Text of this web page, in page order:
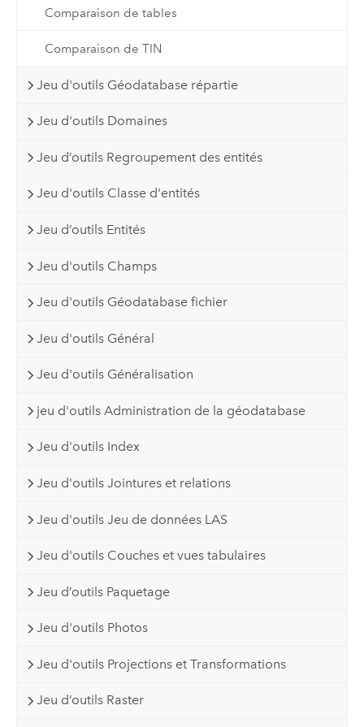
Comparaison de tables
Comparaison de TIN
Jeu d'outils Géodatabase répartie
Jeu d'outils Domaines
Jeu d’outils Regroupement des entités
Jeu d'outils Classe d'entités
Jeu d’outils Entités
Jeu d'outils Champs
Jeu d'outils Géodatabase fichier
Jeu d'outils Général
Jeu d'outils Généralisation
jeu d'outils Administration de la géodatabase
Jeu d'outils Index
Jeu d'outils Jointures et relations
Jeu d'outils Jeu de données LAS
Jeu d'outils Couches et vues tabulaires
Jeu d’outils Paquetage
Jeu d'outils Photos
Jeu d'outils Projections et Transformations
Jeu d’outils Raster